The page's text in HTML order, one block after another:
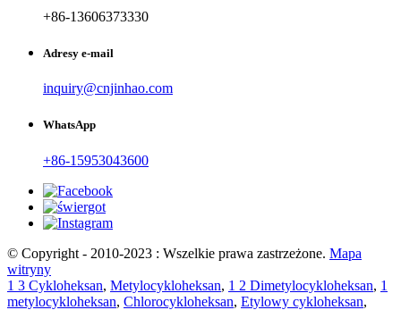
+86-13606373330
Adresy e-mail
inquiry@cnjinhao.com
WhatsApp
+86-15953043600
© Copyright - 2010-2023 : Wszelkie prawa zastrzeżone. Mapa
witryny
1 3 Cykloheksan, Metylocykloheksan, 1 2 Dimetylocykloheksan, 1
metylocykloheksan, Chlorocykloheksan, Etylowy cykloheksan,